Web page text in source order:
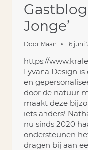
Jonge’
Door Maan 16 juni
https://
Lyvana Design
en
door de natuur
maakt deze
iets anders!
nu sinds 2020
ondersteunen
dragen bij aan